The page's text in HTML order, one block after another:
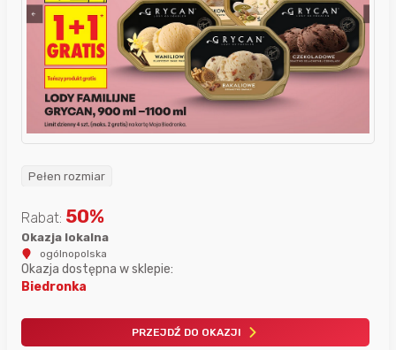
Pełen rozmiar
Rabat: 50%
Okazja lokalna
ogólnopolska
Okazja dostępna w sklepie:
Biedronka
PRZEJDŹ DO OKAZJI